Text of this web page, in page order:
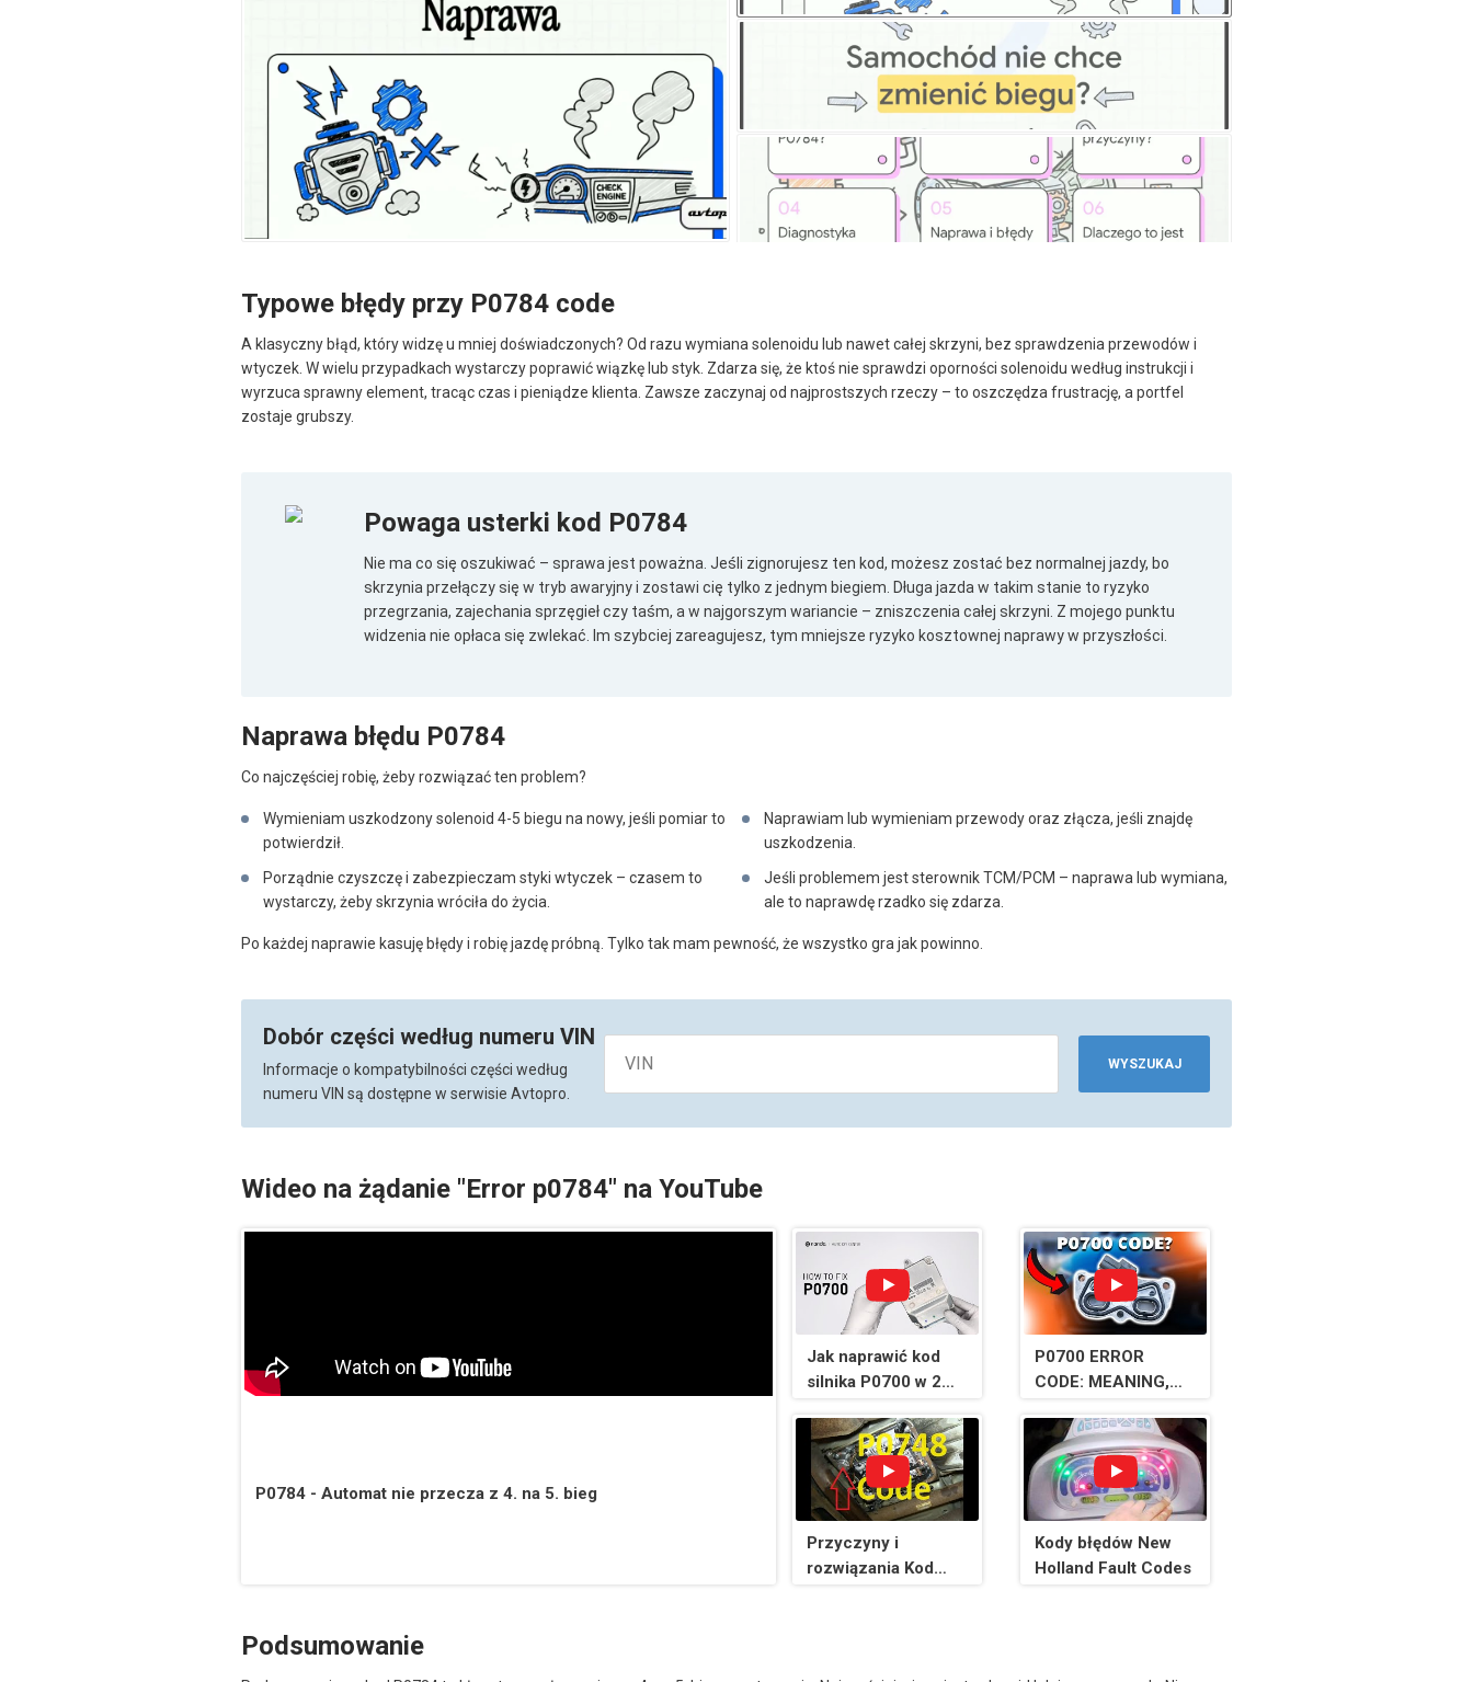
Typowe błędy przy P0784 code
A klasyczny błąd, który widzę u mniej doświadczonych? Od razu wymiana solenoidu lub nawet całej skrzyni, bez sprawdzenia przewodów i
wtyczek. W wielu przypadkach wystarczy poprawić wiązkę lub styk. Zdarza się, że ktoś nie sprawdzi oporności solenoidu według instrukcji i
wyrzuca sprawny element, tracąc czas i pieniądze klienta. Zawsze zaczynaj od najprostszych rzeczy – to oszczędza frustrację, a portfel
zostaje grubszy.
Powaga usterki kod P0784
Nie ma co się oszukiwać – sprawa jest poważna. Jeśli zignorujesz ten kod, możesz zostać bez normalnej jazdy, bo
skrzynia przełączy się w tryb awaryjny i zostawi cię tylko z jednym biegiem. Długa jazda w takim stanie to ryzyko
przegrzania, zajechania sprzęgieł czy taśm, a w najgorszym wariancie – zniszczenia całej skrzyni. Z mojego punktu
widzenia nie opłaca się zwlekać. Im szybciej zareagujesz, tym mniejsze ryzyko kosztownej naprawy w przyszłości.
Naprawa błędu P0784
Co najczęściej robię, żeby rozwiązać ten problem?
Wymieniam uszkodzony solenoid 4-5 biegu na nowy, jeśli pomiar to
potwierdził.
Naprawiam lub wymieniam przewody oraz złącza, jeśli znajdę
uszkodzenia.
Porządnie czyszczę i zabezpieczam styki wtyczek – czasem to
wystarczy, żeby skrzynia wróciła do życia.
Jeśli problemem jest sterownik TCM/PCM – naprawa lub wymiana,
ale to naprawdę rzadko się zdarza.
Po każdej naprawie kasuję błędy i robię jazdę próbną. Tylko tak mam pewność, że wszystko gra jak powinno.
Dobór części według numeru VIN
Informacje o kompatybilności części według
numeru VIN są dostępne w serwisie Avtopro.
WYSZUKAJ
Wideo na żądanie "Error p0784" na YouTube
P0784 - Automat nie przecza z 4. na 5. bieg
Jak naprawić kod
silnika P0700 w 2
DIY / tylko 94,24
USD]
P0700 ERROR
CODE: MEANING,
CAUSES AND
SOLUTIONS
(Transmission
Control System
Malfunction)
Przyczyny i
rozwiązania Kod
Kody błędów New
Holland Fault Codes
Podsumowanie